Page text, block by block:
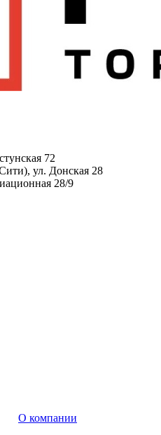
72
ул. Донская 28
28/9
О компании